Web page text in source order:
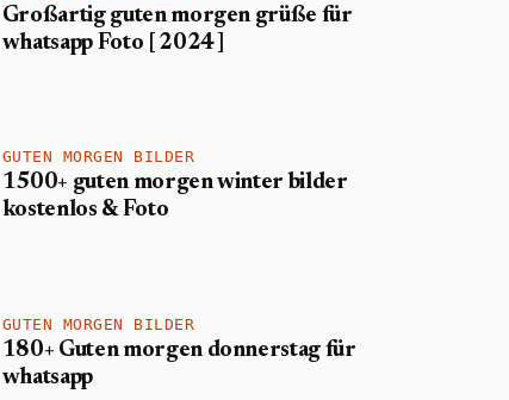
Großartig guten morgen grüße für
whatsapp Foto [ 2024 ]
GUTEN MORGEN BILDER
1500+ guten morgen winter bilder
kostenlos & Foto
GUTEN MORGEN BILDER
180+ Guten morgen donnerstag für
whatsapp